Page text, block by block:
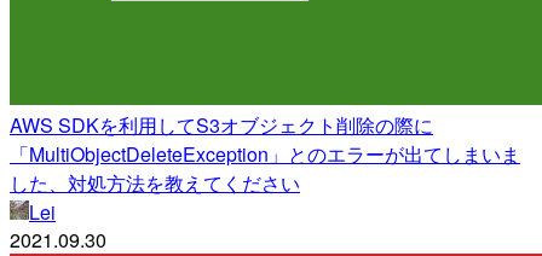
AWS SDKを利用してS3オブジェクト削除の際に
「MultiObjectDeleteException」とのエラーが出てしまいま
した、対処方法を教えてください
Lei
2021.09.30